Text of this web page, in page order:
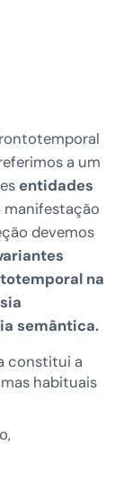
a um
entidades
manifestação
devemos
na
semântica.
constitui a
habituais